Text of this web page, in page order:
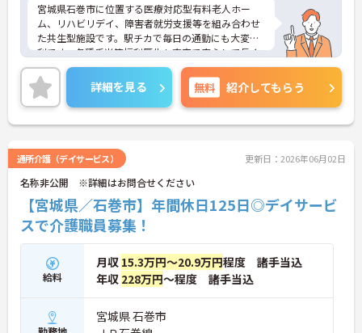
宮城県石巻市に位置する医療対応型有料老人ホー
ム、リハビリデイ、障害者就労支援等を組み合わせ
た共生型施設です。駅チカで毎日の通勤にも大変便
利です。各種手当等福利厚生も充実で安心して長く
お勤めいただけます。ご興味のある方には、面接対
策ポイントなど、さらに詳細をお話しいたしますの
でお気軽にご相談ください！
詳細を見る 無料 紹介してもらう
通所介護（デイサービス） 更新日：2026年06月02日
名称非公開 ※詳細はお問合せください
【宮城県／石巻市】年間休日125日◎デイサービ
スで介護職員募集！
給料
月収 15.3万円～20.9万円程度 諸手当込
年収 228万円～程度 諸手当込
宮城県 石巻市